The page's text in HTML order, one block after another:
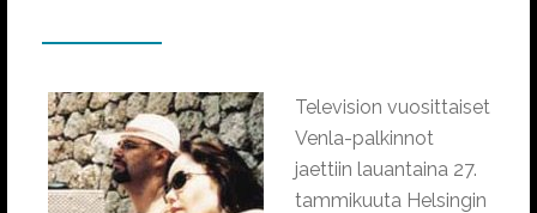
Television vuosittaiset
Venla-palkinnot
jaettiin lauantaina 27.
tammikuuta Helsingin